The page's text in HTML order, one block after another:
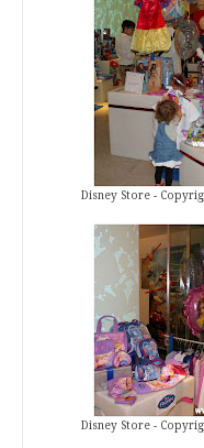
Disney Store -
Disney Store -